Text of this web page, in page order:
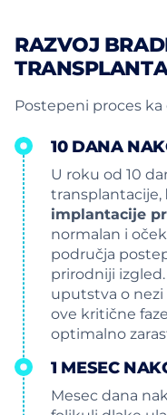
RAZVOJ
Postepeni proces
10 DANA
U roku od 10
transplantacije,
implantacije
normalan i
područja
prirodniji
uputstva o
ove kritične
optimalno
1 MESEC
Mesec dana